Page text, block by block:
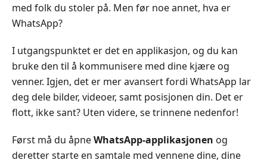
med folk du stoler på. Men før noe annet, hva er
WhatsApp?
I utgangspunktet er det en applikasjon, og du kan
bruke den til å kommunisere med dine kjære og
venner. Igjen, det er mer avansert fordi WhatsApp lar
deg dele bilder, videoer, samt posisjonen din. Det er
flott, ikke sant? Uten videre, se trinnene nedenfor!
Først må du åpneWhatsApp-applikasjonen og
deretter starte en samtale med vennene dine, dine